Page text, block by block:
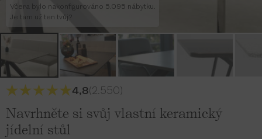
Včera bylo nakonfigurováno 5.095 nábytku.
Je tam už ten tvůj?
4,8(2.550)
Navrhněte si svůj vlastní keramický
jídelní stůl